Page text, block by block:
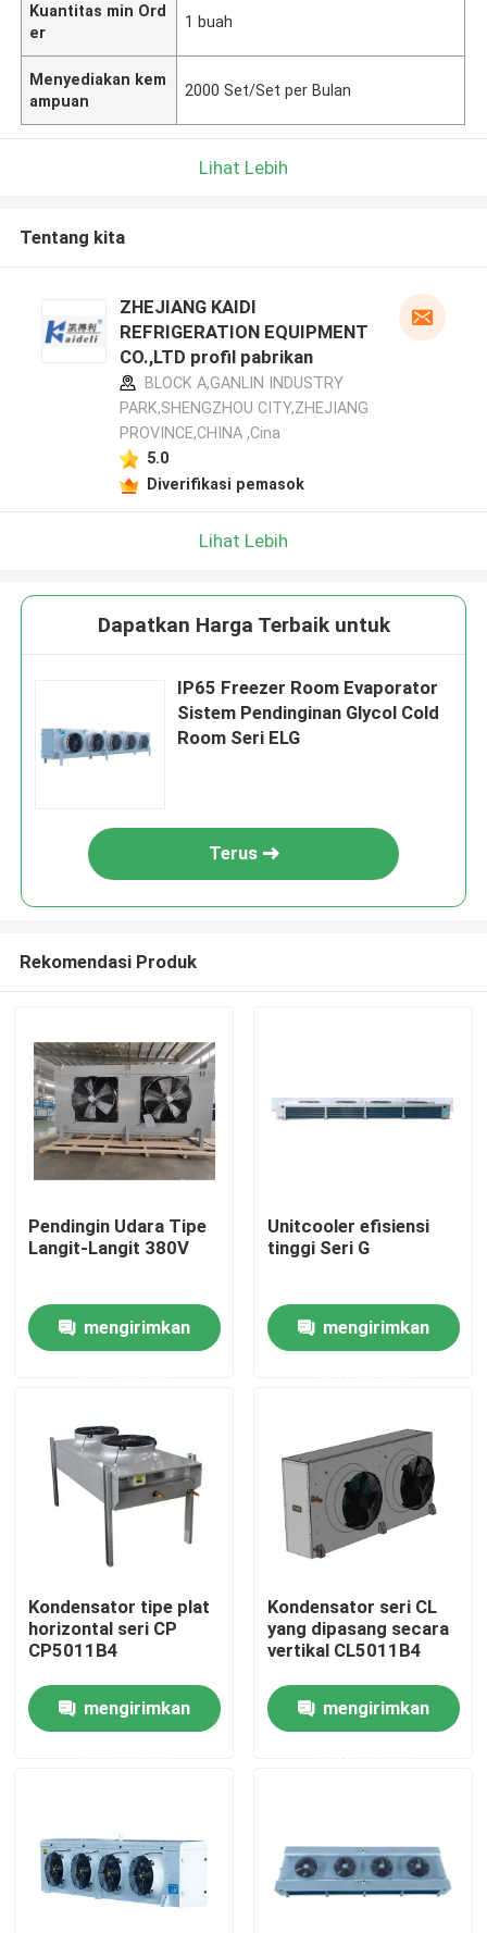
Beranda
Tentang Kami
Tur Pabrik
Hubungi Kami
Berita
Minta Kutipan
Kuantitas min Ord
er
1 buah
Menyediakan kem
ampuan
2000 Set/Set per Bulan
Lihat Lebih
Tentang kita
ZHEJIANG KAIDI
REFRIGERATION EQUIPMENT
CO.,LTD profil pabrikan
BLOCK A,GANLIN INDUSTRY
PARK,SHENGZHOU CITY,ZHEJIANG
PROVINCE,CHINA ,Cina
5.0
Diverifikasi pemasok
Lihat Lebih
Dapatkan Harga Terbaik untuk
IP65 Freezer Room Evaporator
Sistem Pendinginan Glycol Cold
Room Seri ELG
Terus
Rekomendasi Produk
Pendingin Udara Tipe
Langit-Langit 380V
mengirimkan
Unitcooler efisiensi
tinggi Seri G
mengirimkan
Kondensator tipe plat
horizontal seri CP
CP5011B4
mengirimkan
Kondensator seri CL
yang dipasang secara
vertikal CL5011B4
mengirimkan